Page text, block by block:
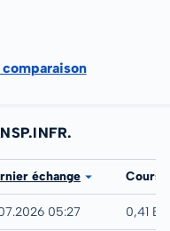
échange Cours
05:27 0,41